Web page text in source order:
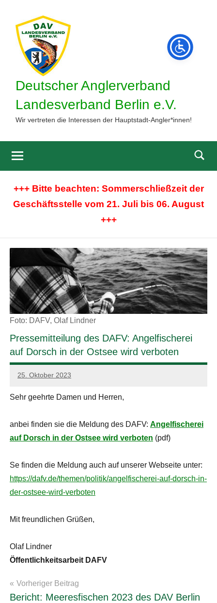
springen
Deutscher Anglerverband
Landesverband Berlin e.V.
Wir vertreten die Interessen der Hauptstadt-Angler*innen!
+++ Bitte beachten: Sommerschließzeit der
Geschäftsstelle vom 21. Juli bis 06. August
+++
Foto: DAFV, Olaf Lindner
Pressemitteilung des DAFV: Angelfischerei
auf Dorsch in der Ostsee wird verboten
25. Oktober 2023
admin
Sehr geehrte Damen und Herren,
anbei finden sie die Meldung des DAFV: Angelfischerei
auf Dorsch in der Ostsee wird verboten (pdf)
Se finden die Meldung auch auf unserer Webseite unter:
https://dafv.de/themen/politik/angelfischerei-auf-dorsch-in-
der-ostsee-wird-verboten
Mit freundlichen Grüßen,
Olaf Lindner
Öffentlichkeitsarbeit DAFV
Archiv2023
Beitragsnavigation
Vorheriger Beitrag
Bericht: Meeresfischen 2023 des DAV Berlin